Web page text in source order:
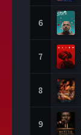
6
7
8
9